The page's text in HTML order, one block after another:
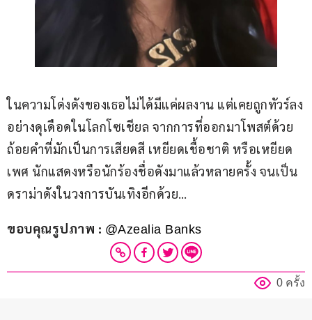
ในความโด่งดังของเธอไม่ได้มีแค่ผลงาน แต่เคยถูกทัวร์ลง
อย่างดุเดือดในโลกโซเชียล จากการที่ออกมาโพสต์ด้วย
ถ้อยคำที่มักเป็นการเสียดสี เหยียดเชื้อชาติ หรือเหยียด
เพศ นักแสดงหรือนักร้องชื่อดังมาแล้วหลายครั้ง จนเป็น
ดราม่าดังในวงการบันเทิงอีกด้วย…
ขอบคุณรูปภาพ : @Azealia Banks
0 ครั้ง